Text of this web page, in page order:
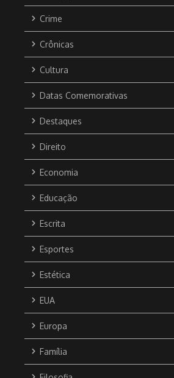
Crime
Crônicas
Cultura
Datas Comemorativas
Destaques
Direito
Economia
Educação
Escrita
Esportes
Estética
EUA
Europa
Família